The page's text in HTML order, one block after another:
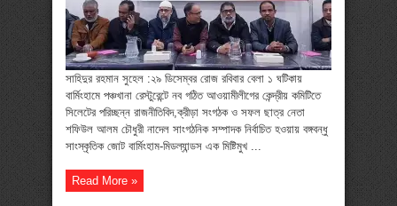
বার্মিংহাম-
মিডল্যান্ডসের
মিষ্টিমুখ
সাহিদুর রহমান সুহেল :২৯ ডিসেম্বর রোজ রবিবার বেলা ১ ঘটিকায়
বার্মিংহামে পঞ্চখানা রেস্টুরেন্টে নব গঠিত আওয়ামীলীগের কেন্দ্রীয় কমিটিতে
সিলেটের পরিচ্ছন্ন রাজনীতিবিদ,ক্রীড়া সংগঠক ও সফল ছাত্র নেতা
শফিউল আলম চৌধুরী নাদেল সাংগঠনিক সম্পাদক নির্বাচিত হওয়ায় বঙ্গবন্ধু
সাংস্কৃতিক জোট বার্মিংহাম-মিডল্যান্ডস এক মিষ্টিমুখ ...
Read More »